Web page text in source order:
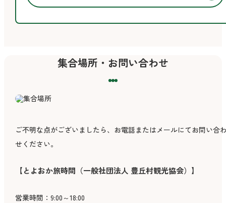
集合場所・お問い合わせ
ご不明な点がございましたら、お電話またはメールにてお問い合
せください。
【とよおか旅時間（一般社団法人 豊丘村観光協会）】
営業時間：9:00～18:00